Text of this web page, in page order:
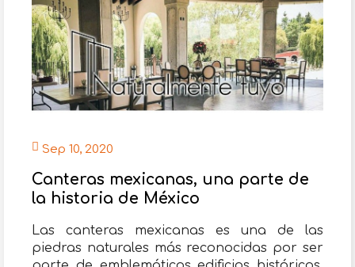
Sep 10, 2020
Canteras mexicanas, una parte de
la historia de México
Las canteras mexicanas es una de las
piedras naturales más reconocidas por ser